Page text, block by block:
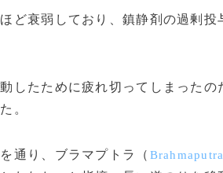
衰弱しており、鎮静剤の過剰投
たために疲れ切ってしまったの
。
通り、ブラマプトラ（ Brahmaputra